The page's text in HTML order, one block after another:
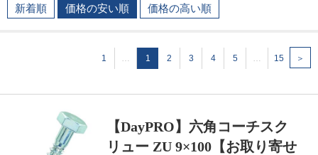
新着順
価格の安い順 価格の高い順
1 … 1 2 3 4 5 … 15 ＞
【DayPRO】六角コーチスク
リュー ZU 9×100【お取り寄せ